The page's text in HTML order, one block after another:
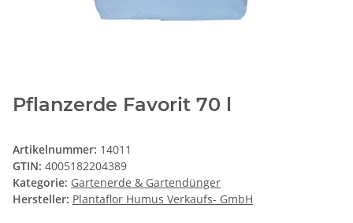
Pflanzerde Favorit 70 l
Artikelnummer: 14011
GTIN: 4005182204389
Kategorie: Gartenerde & Gartendünger
Hersteller: Plantaflor Humus Verkaufs- GmbH